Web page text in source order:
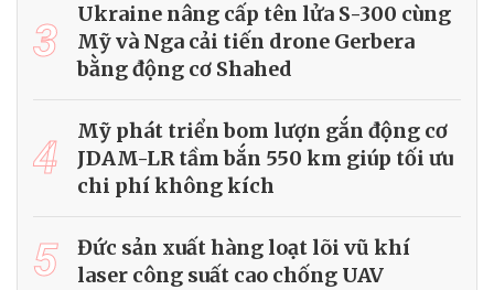
3
Ukraine nâng cấp tên lửa S-300 cùng
Mỹ và Nga cải tiến drone Gerbera
bằng động cơ Shahed
4
Mỹ phát triển bom lượn gắn động cơ
JDAM-LR tầm bắn 550 km giúp tối ưu
chi phí không kích
5
Đức sản xuất hàng loạt lõi vũ khí
laser công suất cao chống UAV